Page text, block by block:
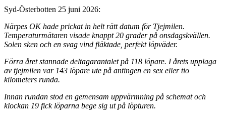
Syd-Österbotten 25 juni 2026:
Närpes OK hade prickat in helt rätt datum för Tjejmilen.
Temperaturmätaren visade knappt 20 grader på onsdagskvällen.
Solen sken och en svag vind fläktade, perfekt löpväder.
Förra året stannade deltagarantalet på 118 löpare. I årets upplaga
av tjejmilen var 143 löpare ute på antingen en sex eller tio
kilometers runda.
Innan rundan stod en gemensam uppvärmning på schemat och
klockan 19 fick löparna bege sig ut på löpturen.